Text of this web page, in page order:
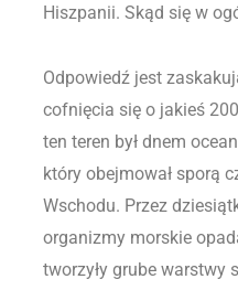
Hiszpanii. Skąd się w
Odpowiedź jest
cofnięcia się o jakieś
ten teren był dnem
który obejmował sporą
Wschodu. Przez
organizmy morskie
tworzyły grube warstwy